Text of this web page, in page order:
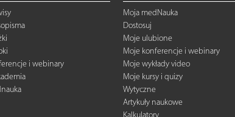
i webinary
Moja medNauka
Dostosuj
Moje ulubione
Moje konferencje i webinary
Moje wykłady video
Moje kursy i quizy
Wytyczne
Artykuły naukowe
Kalkulatory